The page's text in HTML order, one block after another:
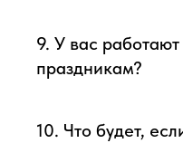
9. У вас
праздникам?
10. Что будет,